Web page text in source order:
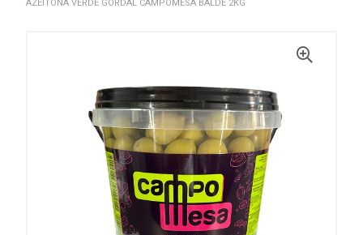
AZEITONA VERDE GORDAL CAMPOMESA BALDE 2KG